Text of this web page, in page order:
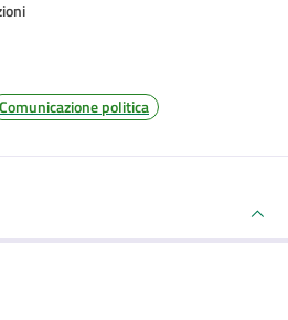
Comunicazione politica